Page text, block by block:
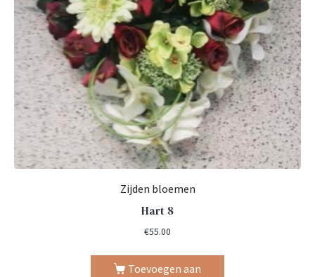
Zijden bloemen
Hart 8
€55.00
Toevoegen aan